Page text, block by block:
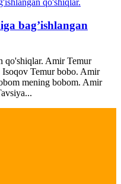
bag’ishlangan
qo'shiqlar. Amir Temur
Temur bobo. Amir
mening bobom. Amir